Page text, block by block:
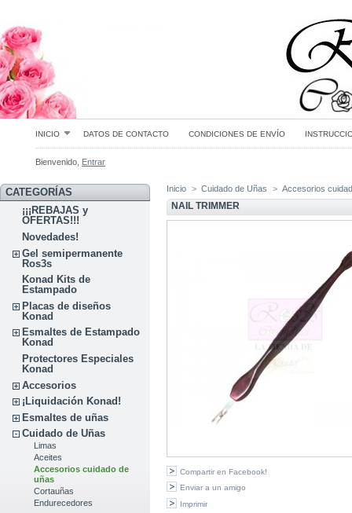
INICIO DATOS DE CONTACTO CONDICIONES DE ENVÍO
Bienvenido, Entrar
CATEGORÍAS
¡¡¡REBAJAS y
OFERTAS!!!
Novedades!
Gel semipermanente
Ros3s
Konad Kits de
Estampado
Placas de diseños
Konad
Esmaltes de Estampado
Konad
Protectores Especiales
Konad
Accesorios
¡Liquidación Konad!
Esmaltes de uñas
Cuidado de Uñas
Limas
Aceites
Accesorios cuidado de
uñas
Cortauñas
Endurecedores
Inicio > Cuidado de Uñas > Accesorios
NAIL TRIMMER
Compartir en Facebook!
Enviar a un amigo
Imprimir